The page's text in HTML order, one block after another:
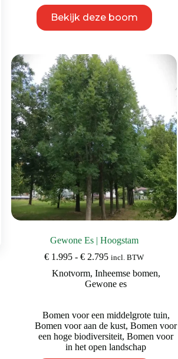
Bekijk deze boom
product
heeft
variaties.
Deze
optie
kan
gekozen
worden
op
de
productpagina
Gewone Es | Hoogstam
€ 1.995 - € 2.795Prijsklasse:
tot
€ 2.795
incl. BTW
Knotvorm, Inheemse bomen,
Gewone es
Bomen voor een middelgrote tuin,
Bomen voor aan de kust,Bomen voor
een hoge biodiversiteit,Bomen voor
in het open landschap